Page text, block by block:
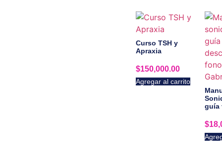
Curso TSH y
Apraxia
$150,000.00
Agregar al carrito
guía
$